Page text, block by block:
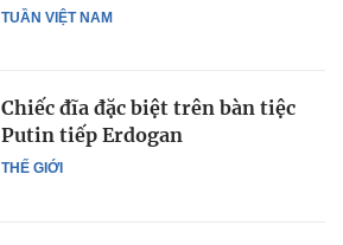
TUẦN VIỆT NAM
THẾ GIỚI
Chiếc đĩa đặc biệt trên bàn tiệc
Putin tiếp Erdogan